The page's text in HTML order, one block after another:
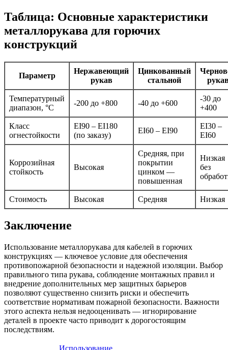
Таблица: Основные характеристики
металлорукава для горючих
конструкций
Параметр
Нержавеющий
рукав
Цинкованный
стальной
Температурный
диапазон, °C
-200 до +800 -40 до +600
-30 до
+400
Класс
огнестойкости
EI90 – EI180
(по заказу)
EI60 – EI90
EI30 –
EI60
Коррозийная
стойкость
Высокая
Средняя, при
покрытии
цинком —
повышенная
Низкая
без
Стоимость Высокая Средняя Низкая
Заключение
Использование металлорукава для кабелей в горючих
конструкциях — ключевое условие для обеспечения
противопожарной безопасности и надежной изоляции. Выбор
правильного типа рукава, соблюдение монтажных правил и
внедрение дополнительных мер защитных барьеров
позволяют существенно снизить риски и обеспечить
соответствие нормативам пожарной безопасности. Важности
этого аспекта нельзя недооценивать — игнорирование
деталей в проекте часто приводит к дорогостоящим
последствиям.